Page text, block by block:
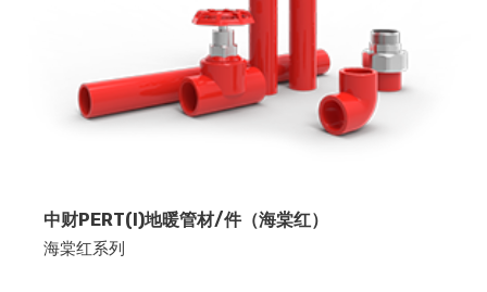
中财PERT(I)地暖管材/件（海棠红）
海棠红系列